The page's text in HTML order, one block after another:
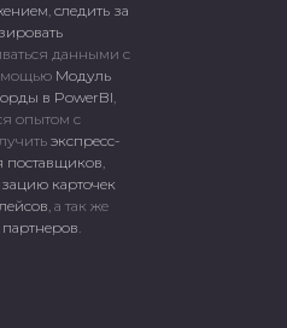
, следить за
данными с
Модуль
в PowerBI,
опытом с
экспресс-
поставщиков,
карточек
, а так же
.